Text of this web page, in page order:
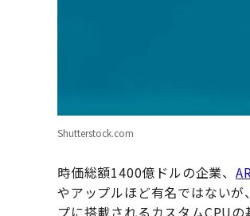
Shutterstock.com
時価総額1400億ドルの企業、
やアップルほど有名ではない